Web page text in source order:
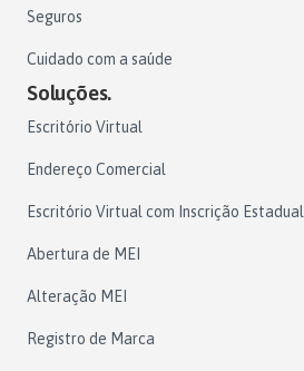
Seguros
Cuidado com a saúde
Soluções.
Escritório Virtual
Endereço Comercial
Escritório Virtual com Inscrição Estadual
Abertura de MEI
Alteração MEI
Registro de Marca